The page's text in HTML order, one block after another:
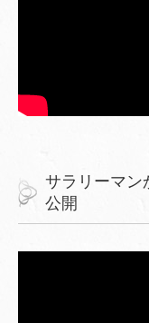
サラリーマン
公開